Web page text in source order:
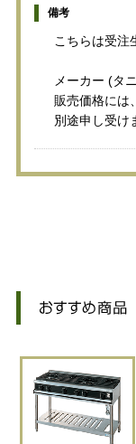
備考
こちらは受注
メーカー (タ
販売価格には
別途申し受け